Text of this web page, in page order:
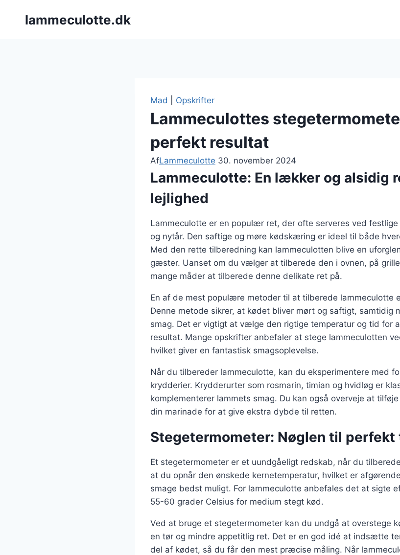
lammeculotte.dk
Mad Opskrifter
Lammeculottes
perfekt resultat
AfLammeculotte 30. november 2024
Lammeculotte: En lækker og alsidig
lejlighed
Lammeculotte er en populær ret, der ofte serveres ved
og nytår. Den saftige og møre kødskæring er ideel til både
Med den rette tilberedning kan lammeculotten blive en
gæster. Uanset om du vælger at tilberede den i ovnen, på
mange måder at tilberede denne delikate ret på.
En af de mest populære metoder til at tilberede lammeculotte
Denne metode sikrer, at kødet bliver mørt og saftigt, samtidig
smag. Det er vigtigt at vælge den rigtige temperatur og tid for
resultat. Mange opskrifter anbefaler at stege lammeculotten
hvilket giver en fantastisk smagsoplevelse.
Når du tilbereder lammeculotte, kan du eksperimentere med
krydderier. Krydderurter som rosmarin, timian og hvidløg er
komplementerer lammets smag. Du kan også overveje at
din marinade for at give ekstra dybde til retten.
Stegetermometer: Nøglen til perfekt
Et stegetermometer er et uundgåeligt redskab, når du
at du opnår den ønskede kernetemperatur, hvilket er
smage bedst muligt. For lammeculotte anbefales det at sigte
55-60 grader Celsius for medium stegt kød.
Ved at bruge et stegetermometer kan du undgå at overstege
en tør og mindre appetitlig ret. Det er en god idé at indsætte
del af kødet, så du får den mest præcise måling. Når